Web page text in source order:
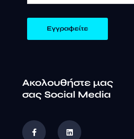
Ακολουθήστε μας
σας Social Media